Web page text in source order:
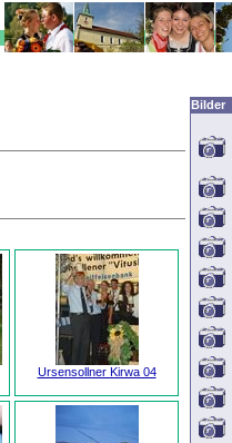
Ursensollner Kirwa 04
Bilder